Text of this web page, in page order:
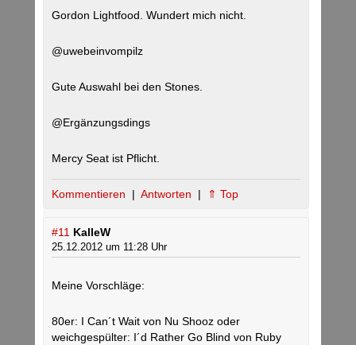
Gordon Lightfood. Wundert mich nicht.
@uwebeinvompilz
Gute Auswahl bei den Stones.
@Ergänzungsdings
Mercy Seat ist Pflicht.
Kommentieren | Antworten | ⇑ Top
#11 KalleW
25.12.2012 um 11:28 Uhr
Meine Vorschläge:
80er: I Can´t Wait von Nu Shooz oder
weichgespülter: I´d Rather Go Blind von Ruby